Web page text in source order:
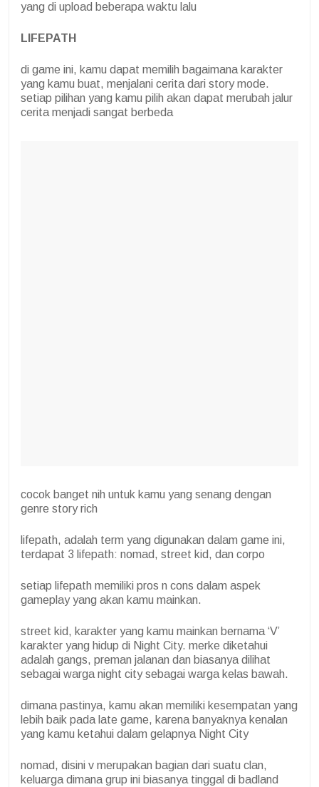
yang di upload beberapa waktu lalu
LIFEPATH
di game ini, kamu dapat memilih bagaimana karakter
yang kamu buat, menjalani cerita dari story mode.
setiap pilihan yang kamu pilih akan dapat merubah jalur
cerita menjadi sangat berbeda
cocok banget nih untuk kamu yang senang dengan
genre story rich
lifepath, adalah term yang digunakan dalam game ini,
terdapat 3 lifepath: nomad, street kid, dan corpo
setiap lifepath memiliki pros n cons dalam aspek
gameplay yang akan kamu mainkan.
street kid, karakter yang kamu mainkan bernama ‘V’
karakter yang hidup di Night City. merke diketahui
adalah gangs, preman jalanan dan biasanya dilihat
sebagai warga night city sebagai warga kelas bawah.
dimana pastinya, kamu akan memiliki kesempatan yang
lebih baik pada late game, karena banyaknya kenalan
yang kamu ketahui dalam gelapnya Night City
nomad, disini v merupakan bagian dari suatu clan,
keluarga dimana grup ini biasanya tinggal di badland